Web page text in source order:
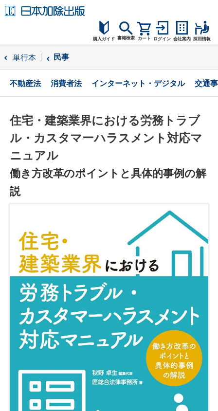
購入ガイド
購入ガイド
読者サポート
書籍検索 カート ログイン 会社案内 採用情報
単行本 民事
不動産法 消費者法 インターネット・デジタル 交通
住宅・建築業界における労務トラブ
ル・カスタマーハラスメント対応マ
ニュアル
働き方改革のポイントと具体的事例の解
説